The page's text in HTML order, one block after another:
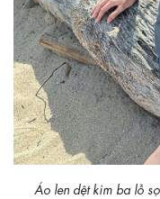
Áo len dệt kim ba lỗ